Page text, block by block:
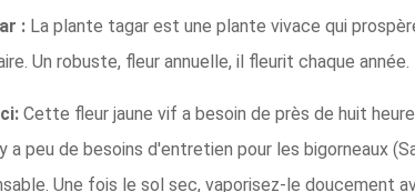
: La plante tagar est une plante vivace qui
Un robuste, fleur annuelle, il fleurit chaque année.
Cette fleur jaune vif a besoin de près de huit
a peu de besoins d'entretien pour les bigorneaux
Une fois le sol sec, vaporisez-le doucement